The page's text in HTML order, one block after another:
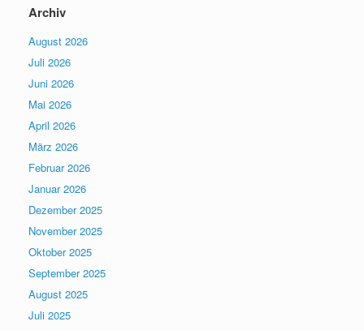
Archiv
August 2026
Juli 2026
Juni 2026
Mai 2026
April 2026
März 2026
Februar 2026
Januar 2026
Dezember 2025
November 2025
Oktober 2025
September 2025
August 2025
Juli 2025